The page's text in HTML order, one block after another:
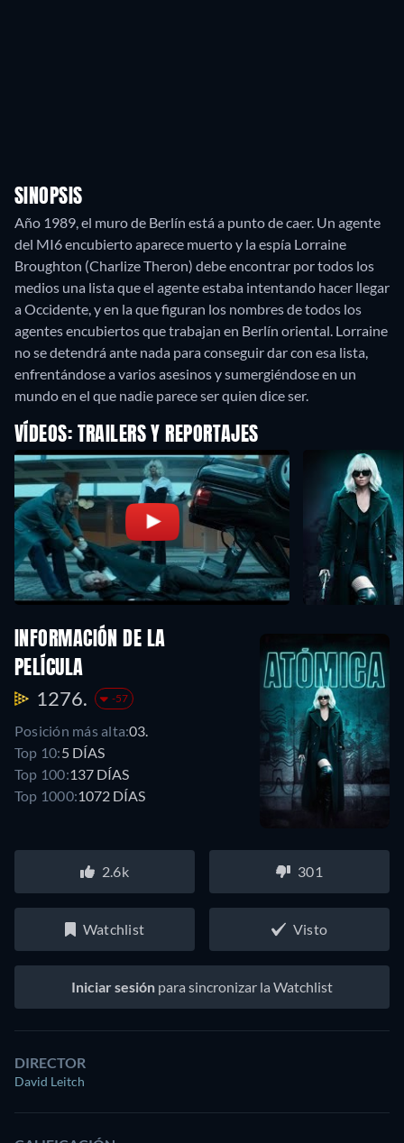
SINOPSIS
Año 1989, el muro de Berlín está a punto de caer. Un agente
del MI6 encubierto aparece muerto y la espía Lorraine
Broughton (Charlize Theron) debe encontrar por todos los
medios una lista que el agente estaba intentando hacer llegar
a Occidente, y en la que figuran los nombres de todos los
agentes encubiertos que trabajan en Berlín oriental. Lorraine
no se detendrá ante nada para conseguir dar con esa lista,
enfrentándose a varios asesinos y sumergiéndose en un
mundo en el que nadie parece ser quien dice ser.
VÍDEOS: TRAILERS Y REPORTAJES
INFORMACIÓN DE LA
PELÍCULA
1276. -57
Posición más alta:03.
Top 10:5 DÍAS
Top 100:137 DÍAS
Top 1000:1072 DÍAS
2.6k 301
Watchlist Visto
Iniciar sesión para sincronizar la Watchlist
DIRECTOR
David Leitch